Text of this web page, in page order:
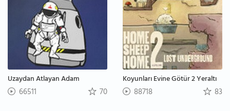
Uzaydan Atlayan Adam
66511 70
Koyunları Evine Götür 2 Yeraltı
88718 83